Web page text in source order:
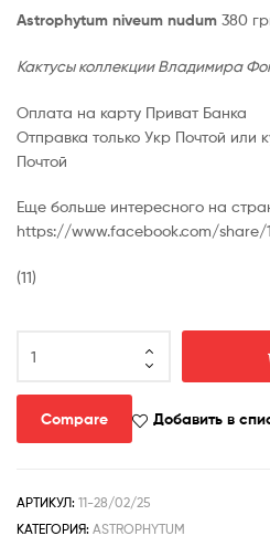
Astrophytum niveum nudum 380
Кактусы коллекции Владимира
Оплата на карту Приват Банка
Отправка только Укр Почтой или
Почтой
Еще больше интересного на
https://www.facebook.com/share/
(11)
товара
niveum
nudum
Compare Добавить в
АРТИКУЛ: 11-28/02/25
КАТЕГОРИЯ: ASTROPHYTUM